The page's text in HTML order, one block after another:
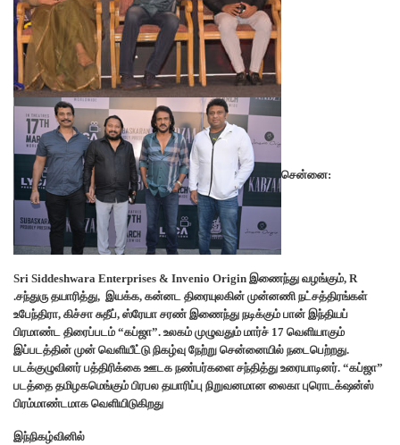
சென்னை:
Sri Siddeshwara Enterprises & Invenio Origin இணைந்து வழங்கும், R
.சந்துரு தயாரித்து, இயக்க, கன்னட திரையுலகின் முன்னணி நட்சத்திரங்கள்
உபேந்திரா, கிச்சா சுதீப், ஸ்ரேயா சரண் இணைந்து நடிக்கும் பான் இந்தியப்
பிரமாண்ட திரைப்படம் “கப்ஜா”. உலகம் முழுவதும் மார்ச் 17 வெளியாகும்
இப்படத்தின் முன் வெளியீட்டு நிகழ்வு நேற்று சென்னையில் நடைபெற்றது.
படக்குழுவினர் பத்திரிக்கை ஊடக நண்பர்களை சந்தித்து உரையாடினர். “கப்ஜா”
படத்தை தமிழகமெங்கும் பிரபல தயாரிப்பு நிறுவனமான லைகா புரொடக்‌ஷன்ஸ்
பிரம்மாண்டமாக வெளியிடுகிறது
இந்நிகழ்வினில்